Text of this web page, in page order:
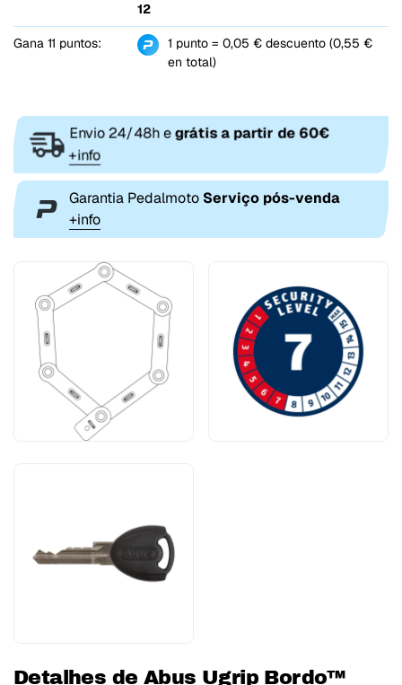
12
Gana 11 puntos:
1 punto = 0,05 € descuento (0,55 €
en total)
Envio 24/48h egrátis a partir de 60€
+info
Garantia Pedalmoto Serviço pós-venda
+info
Detalhes de Abus Ugrip Bordo™